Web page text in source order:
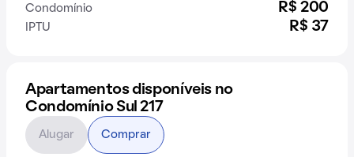
Condomínio
R$ 200
IPTU R$ 37
Apartamentos disponíveis no
Condomínio Sul 217
Alugar Comprar